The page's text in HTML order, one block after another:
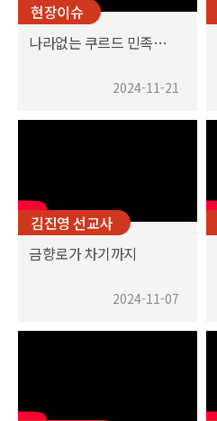
현장이슈
나라없는 쿠르드 민족과 야지디 민족을 위한 초대
2024-11-21
김진영 선교사
금향로가 차기까지
2024-11-07